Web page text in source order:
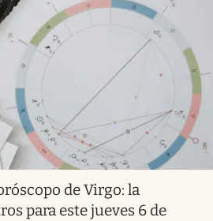
de Virgo: la
para este jueves 6 de